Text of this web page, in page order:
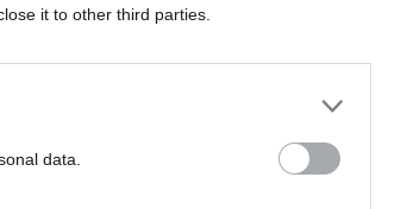
it to other third parties.
data.
les encargo a joaquin
yo los cuido desde aqui
recuerden quien es primero
adios mi fiel compañero.